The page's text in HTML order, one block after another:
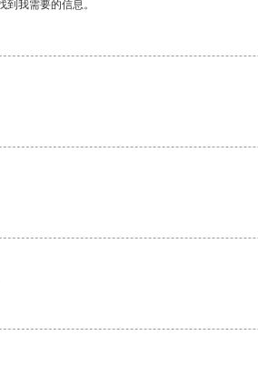
我需要的信息。